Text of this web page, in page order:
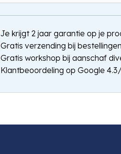
Je krijgt 2 jaar garantie op je
Gratis verzending bij
Gratis workshop bij aanschaf
Klantbeoordeling op Google